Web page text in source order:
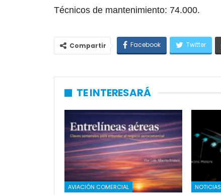
Técnicos de mantenimiento: 74.000.
Compartir Facebook Twitter
TE INTERESARÁ
AVIACIÓN COMERCIAL NOTICIAS